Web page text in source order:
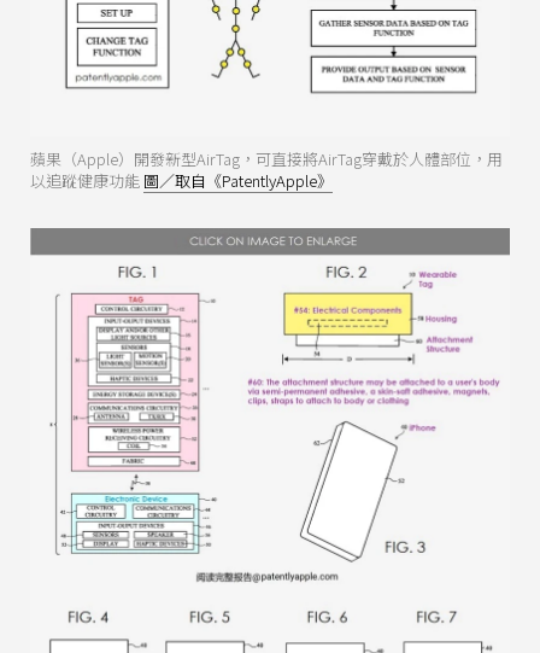
蘋果（Apple）開發新型AirTag，可直接將AirTag穿戴於人體部位，用
以追蹤健康功能 圖／取自《PatentlyApple》